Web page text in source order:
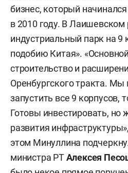
бизнес, который
в 2010 году. В Лаишевском
индустриальный парк на 9
подобию Китая».
строительство и
Оренбургского тракта. Мы
запустить все 9 корпусов,
Готовы инвестировать,
развития
этом Минуллина
министра РТАлексея